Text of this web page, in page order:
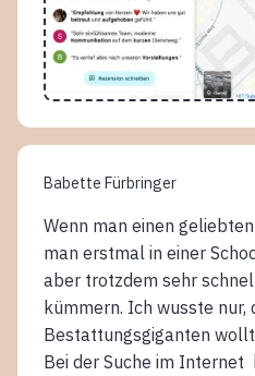
Babette Fürbringer
Wenn man einen
man erstmal in einer
aber trotzdem sehr
kümmern. Ich wusste nur,
Bestattungsgiganten
Bei der Suche im